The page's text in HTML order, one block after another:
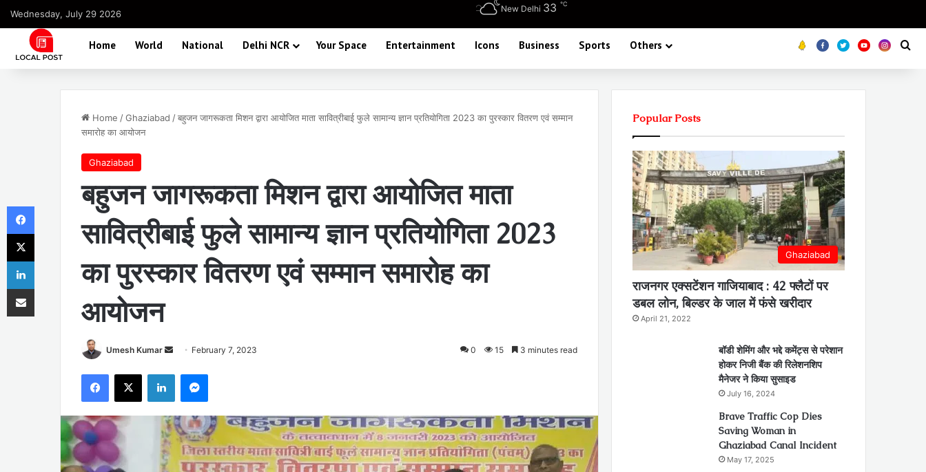
Wednesday, July 29 2026 New Delhi 33 ℃
Home World National Delhi NCR Your Space Entertainment Icons Business Sports Others Koo FB TwitterYoutube
Home /Ghaziabad /बहुजन जागरूकता मिशन द्वारा आयोजित माता सावित्रीबाई फुले सामान्य ज्ञान प्रतियोगिता 2023 का पुरस्कार वितरण एवं सम्मान
समारोह का आयोजन
Ghaziabad
बहुजन जागरूकता मिशन द्वारा आयोजित माता
सावित्रीबाई फुले सामान्य ज्ञान प्रतियोगिता 2023
का पुरस्कार वितरण एवं सम्मान समारोह का
आयोजन
Umesh Kumar
Send
email
February 7, 2023 0 15 3 minutes read
Facebook
X LinkedInMessenger
Popular Posts
Ghaziabad
राजनगर एक्सटेंशन गाजियाबाद : 42 फ्लैटों पर
डबल लोन, बिल्डर के जाल में फंसे खरीदार
April 21, 2022
बॉडी शेमिंग और भद्दे कमेंट्स से परेशान
होकर निजी बैंक की रिलेशनशिप
मैनेजर ने किया सुसाइड
July 16, 2024
Brave Traffic Cop Dies
Saving Woman in
Ghaziabad Canal Incident
May 17, 2025
Facebook
X
LinkedIn
Share via Email